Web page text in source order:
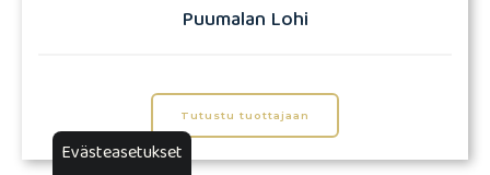
Puumalan Lohi
Tutustu tuottajaan
Evästeasetukset